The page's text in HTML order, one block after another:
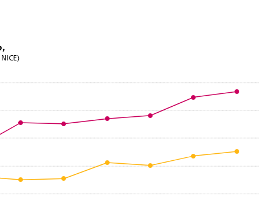
' over en ga naar de datatabel
NICE)